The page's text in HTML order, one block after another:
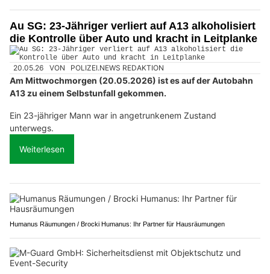
Au SG: 23-Jähriger verliert auf A13 alkoholisiert
die Kontrolle über Auto und kracht in Leitplanke
20.05.26 VON POLIZEI.NEWS REDAKTION
Am Mittwochmorgen (20.05.2026) ist es auf der Autobahn
A13 zu einem Selbstunfall gekommen.
Ein 23-jähriger Mann war in angetrunkenem Zustand
unterwegs.
Weiterlesen
Humanus Räumungen / Brocki Humanus: Ihr Partner für Hausräumungen